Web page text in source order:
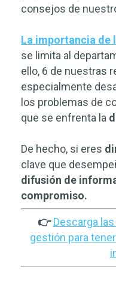
consejos de
La importancia de
se limita al
ello, 6 de nuestras
especialmente
los problemas de
que se enfrenta la
De hecho, si eres
clave que
difusión de
compromiso.
👉Descarga
gestión para